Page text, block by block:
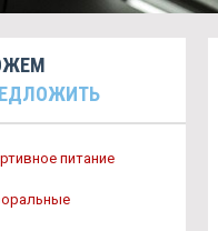
питание